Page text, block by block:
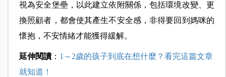
視為安全堡壘，以此建立依附關係，包括環境改變、更
換照顧者，都會使其產生不安全感，非得要回到媽咪的
懷抱，不安情緒才能獲得緩解。
延伸閱讀： 1～2歲的孩子到底在想什麼？看完這篇文章
就知道！